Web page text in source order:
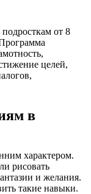
от 8
целей,
в
характером.
рисовать
и желания.
такие навыки.